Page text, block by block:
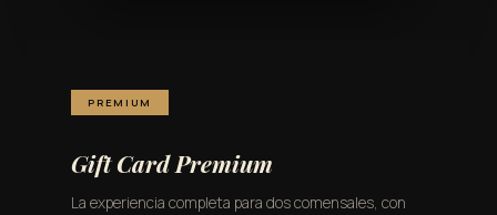
PREMIUM
Gift Card Premium
La experiencia completa para dos comensales, con